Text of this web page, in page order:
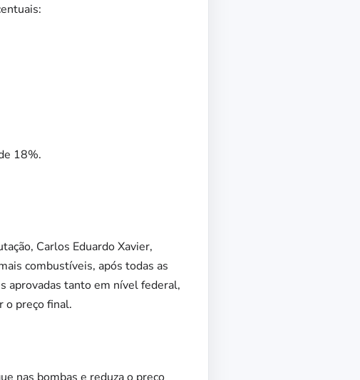
18%.
Carlos Eduardo Xavier,
combustíveis, após todas as
aprovadas tanto em nível federal,
o preço final.